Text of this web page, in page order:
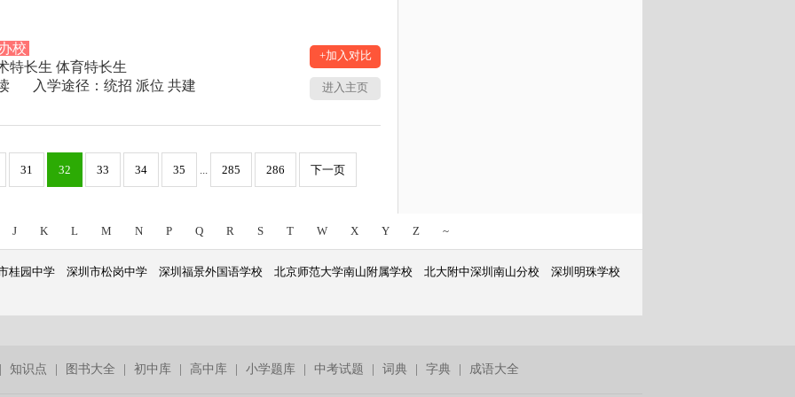
校
特长生 体育特长生
入学途径：统招 派位 共建
+加入对比
进入主页
31 32 33 34 35 ... 285 286 下一页
J K L M N P Q R S T W X Y Z ~
桂园中学 深圳市松岗中学 深圳福景外国语学校 北京师范大学南山附属学校 北大附中深圳南山分校 深圳明珠学校
知识点 图书大全 初中库| 高中库| 小学题库| 中考试题 词典| 字典| 成语大全